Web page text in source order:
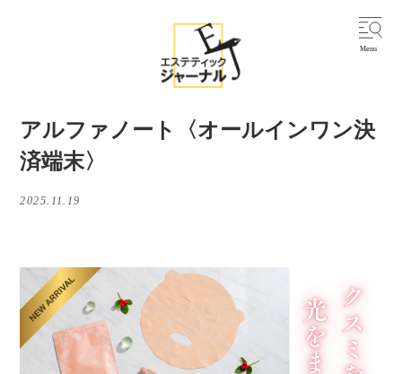
アルファノート〈オールインワン決
済端末〉
2025.11.19